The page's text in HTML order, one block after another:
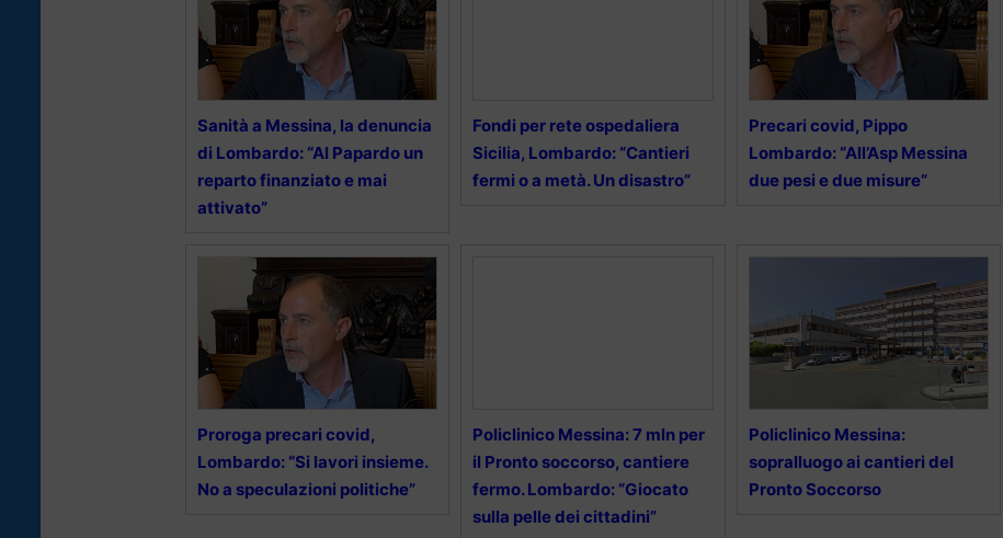
Sanità a Messina, la denuncia
di Lombardo: “Al Papardo un
reparto finanziato e mai
attivato”
Fondi per rete ospedaliera
Sicilia, Lombardo: “Cantieri
fermi o a metà. Un disastro”
Precari covid, Pippo
Lombardo: “All’Asp Messina
due pesi e due misure”
Proroga precari covid,
Lombardo: “Si lavori insieme.
No a speculazioni politiche”
Policlinico Messina: 7 mln per
il Pronto soccorso, cantiere
fermo. Lombardo: “Giocato
sulla pelle dei cittadini”
Policlinico Messina:
sopralluogo ai cantieri del
Pronto Soccorso